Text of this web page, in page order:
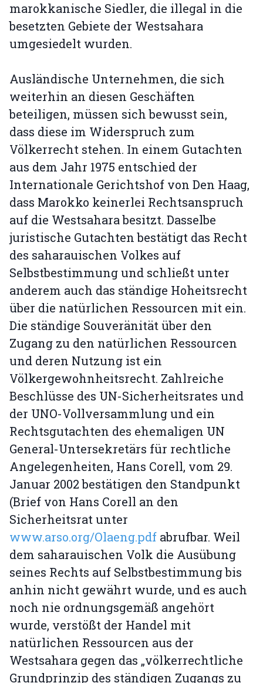
marokkanische Siedler, die illegal in die
besetzten Gebiete der Westsahara
umgesiedelt wurden.
Ausländische Unternehmen, die sich
weiterhin an diesen Geschäften
beteiligen, müssen sich bewusst sein,
dass diese im Widerspruch zum
Völkerrecht stehen. In einem Gutachten
aus dem Jahr 1975 entschied der
Internationale Gerichtshof von Den Haag,
dass Marokko keinerlei Rechtsanspruch
auf die Westsahara besitzt. Dasselbe
juristische Gutachten bestätigt das Recht
des saharauischen Volkes auf
Selbstbestimmung und schließt unter
anderem auch das ständige Hoheitsrecht
über die natürlichen Ressourcen mit ein.
Die ständige Souveränität über den
Zugang zu den natürlichen Ressourcen
und deren Nutzung ist ein
Völkergewohnheitsrecht. Zahlreiche
Beschlüsse des UN-Sicherheitsrates und
der UNO-Vollversammlung und ein
Rechtsgutachten des ehemaligen UN
General-Untersekretärs für rechtliche
Angelegenheiten, Hans Corell, vom 29.
Januar 2002 bestätigen den Standpunkt
(Brief von Hans Corell an den
Sicherheitsrat unter
www.arso.org/Olaeng.pdf abrufbar. Weil
dem saharauischen Volk die Ausübung
seines Rechts auf Selbstbestimmung bis
anhin nicht gewährt wurde, und es auch
noch nie ordnungsgemäß angehört
wurde, verstößt der Handel mit
natürlichen Ressourcen aus der
Westsahara gegen das „völkerrechtliche
Grundprinzip des ständigen Zugangs zu